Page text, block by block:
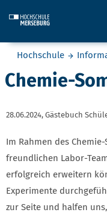
Sie befinden sich hier:
Hochschule
Chemie-
28.06.2024, Gästebuch
Im Rahmen des
freundlichen Labor-
erfolgreich erweitern
Experimente
zur Seite und halfen